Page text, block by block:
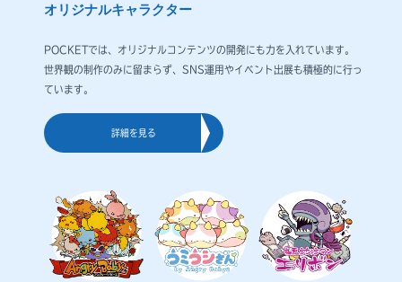
オリジナルキャラクター
POCKETでは、オリジナルコンテンツの開発にも力を入れています。
世界観の制作のみに留まらず、SNS運用やイベント出展も積極的に行っ
ています。
詳細を見る